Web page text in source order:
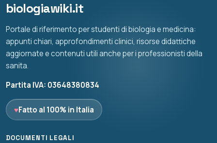
biologiawiki.it
Portale di riferimento per studenti di biologia e medicina:
appunti chiari, approfondimenti clinici, risorse didattiche
aggiornate e contenuti utili anche per i professionisti della
sanita.
Partita IVA: 03648380834
♥Fatto al 100% in Italia
DOCUMENTI LEGALI